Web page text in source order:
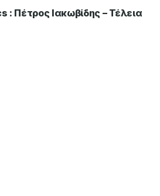
: Πέτρος Ιακωβίδης – Τέλεια